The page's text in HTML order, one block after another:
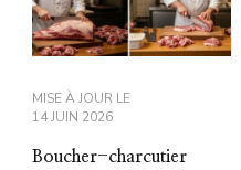
MISE À JOUR LE
14 JUIN 2026
Boucher-charcutier